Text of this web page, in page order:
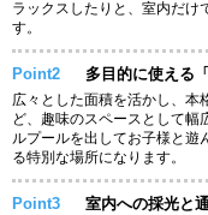
ラックスしたりと、室内だけ
す。
Point2 多目的に使える
広々とした面積を活かし、本
ど、趣味のスペースとして幅
ルプールを出してお子様と遊
る特別な場所になります。
Point3 室内への採光と